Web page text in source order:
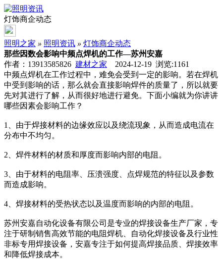
灯饰商企动态
照明之家 » 照明资讯 » 灯饰商企动态
那些因数会影响中频点焊机的工作—苏州安嘉
作者：13913585826 建材之家 2024-12-19 浏览:1161
中频点焊机在工作过程中，难免会受到一定的影响。若在焊机
中受到影响的话，那么就会直接影响焊件的质量了，所以就要
先对其进行了解，从而很好地进行避免。下面小编就为你讲讲
哪些因素会影响工作？
1、由于焊接材料的边缘效应以及绕流现象，从而造成电流在
分布中不均匀。
2、焊件材料的材质和厚度而影响内部的电阻。
3、由于材料的电阻率、压溃强度、点焊规范的特征以及参数
而造成影响。
4、焊接材料的受热状态以及温度而影响的内部的电阻。
苏州安嘉自动化设备有限公司是专业的焊接设备生产厂家，专
注于研制销售高效节能的电阻焊机、自动化焊接设备及行业性
非标专用焊接设备，安嘉专注于如何提高焊接品质、焊接效率
和降低焊接成本。